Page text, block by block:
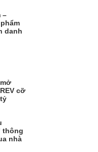
–
danh
cỡ
thông
nhà